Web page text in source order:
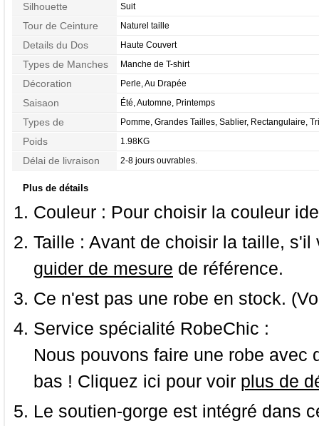
Silhouette Suit
Tour de Ceinture Naturel taille
Details du Dos Haute Couvert
Types de Manches Manche de T-shirt
Décoration Perle, Au Drapée
Saisaon Été, Automne, Printemps
Types de
Morphologie
Pomme, Grandes Tailles, Sablier, Rectangulaire,
Inversé
Poids 1.98KG
Délai de livraison 2-8 jours ouvrables.
Plus de détails
Couleur : Pour choisir la couleur
Taille : Avant de choisir la taille,
guider de mesure de référence.
Ce n'est pas une robe en stock.
Service spécialité RobeChic :
Nous pouvons faire une robe
bas ! Cliquez ici pour voir plus de
Le soutien-gorge est intégré dans